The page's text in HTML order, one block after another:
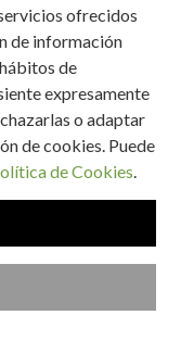
ofrecidos
de información
de
expresamente
o adaptar
de cookies. Puede
de Cookies.
con pimientos